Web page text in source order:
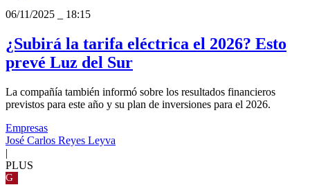
06/11/2025
18:15
¿Subirá la tarifa eléctrica el 2026? Esto
prevé Luz del Sur
La compañía también informó sobre los resultados financieros
previstos para este año y su plan de inversiones para el 2026.
Empresas
José Carlos Reyes Leyva
|
PLUS
G